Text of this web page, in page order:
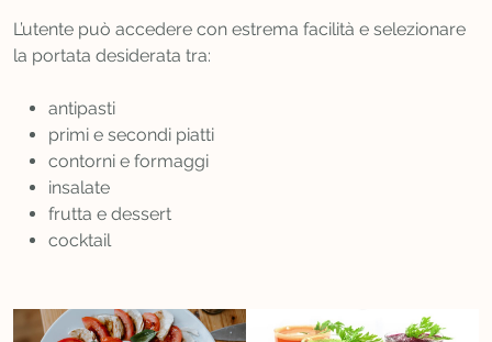
L’utente può accedere con estrema facilità e selezionare
la portata desiderata tra:
antipasti
primi e secondi piatti
contorni e formaggi
insalate
frutta e dessert
cocktail